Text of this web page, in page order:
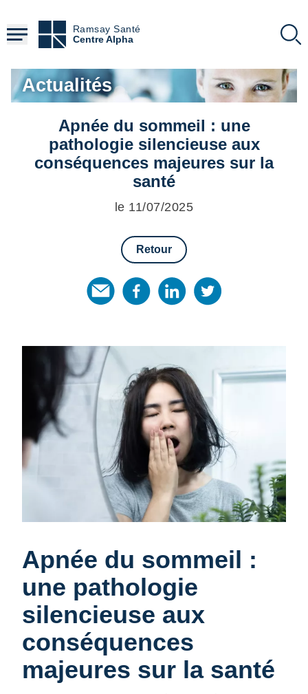
contenu
principal
Ramsay Santé
Centre Alpha
Actualités
Apnée du sommeil : une
pathologie silencieuse aux
conséquences majeures sur la
santé
le 11/07/2025
Retour
Apnée du sommeil :
une pathologie
silencieuse aux
conséquences
majeures sur la santé